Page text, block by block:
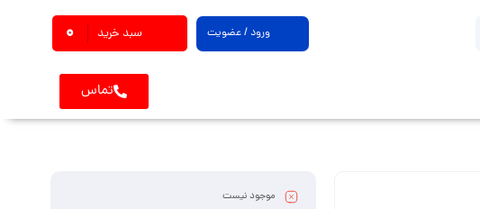
ورود / عضویت سبد خرید 0
تماس
موجود نیست